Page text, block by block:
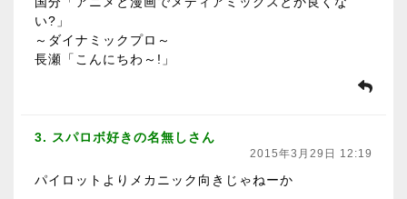
い?」
～ダイナミックプロ～
長瀬「こんにちわ～!」
3. スパロボ好きの名無しさん
2015年3月29日 12:19
パイロットよりメカニック向きじゃねーか